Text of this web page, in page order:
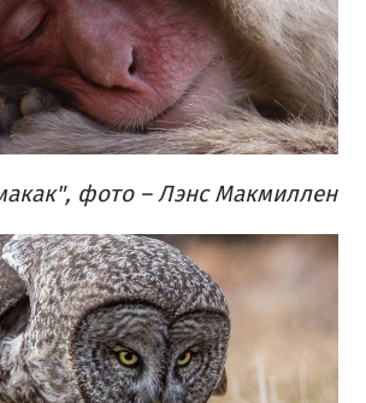
фото – Лэнс Макмиллен